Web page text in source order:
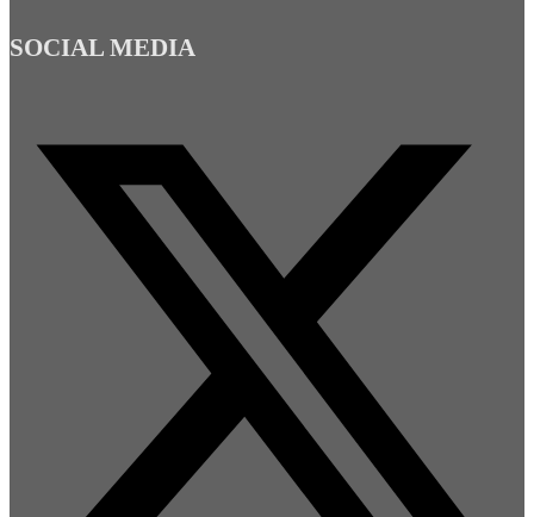
SOCIAL MEDIA